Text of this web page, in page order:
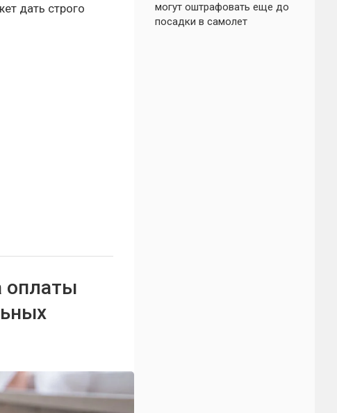
дать строго
оплаты
могут оштрафовать еще до
посадки в самолет